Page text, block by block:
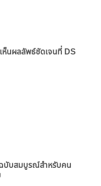
ห็นผลลัพธ์ชัดเจนที่ DS
บับสมบูรณ์สำหรับคน